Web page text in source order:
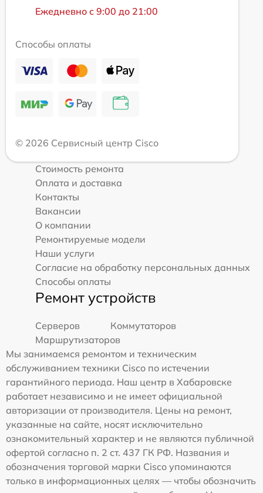
Ежедневно с 9:00 до 21:00
Способы оплаты
© 2026 Сервисный центр Cisco
Стоимость ремонта
Оплата и доставка
Контакты
Вакансии
О компании
Ремонтируемые модели
Наши услуги
Согласие на обработку персональных данных
Способы оплаты
Ремонт устройств
Серверов
Коммутаторов
Маршрутизаторов
Мы занимаемся ремонтом и техническим
обслуживанием техники Cisco по истечении
гарантийного периода. Наш центр в Хабаровске
работает независимо и не имеет официальной
авторизации от производителя. Цены на ремонт,
указанные на сайте, носят исключительно
ознакомительный характер и не являются публичной
офертой согласно п. 2 ст. 437 ГК РФ. Названия и
обозначения торговой марки Cisco упоминаются
только в информационных целях — чтобы обозначить